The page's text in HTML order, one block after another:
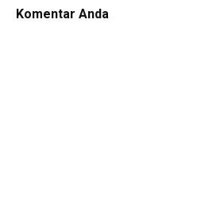
Komentar Anda